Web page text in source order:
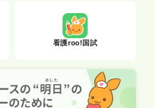
看護roo!国試